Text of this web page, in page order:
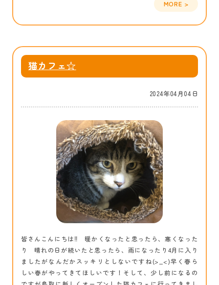
猫カフェ☆
2024年04月04日
皆さんこんにちは‼ 暖かくなったと思ったら、寒くなった
り 晴れの日が続いたと思ったら、雨になったり4月に入り
ましたがなんだかスッキリとしないですね(>_<)早く春ら
しい春がやってきてほしいです！そして、少し前になるの